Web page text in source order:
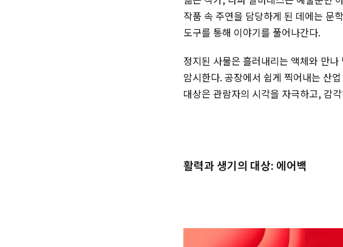
작품 속 주연을 담당하게 된 데에는 문
도구를 통해 이야기를 풀어나간다.
정지된 사물은 흘러내리는 액체와 만
암시한다. 공장에서 쉽게 찍어내는 산
대상은 관람자의 시각을 자극하고, 감
활력과 생기의 대상: 에어백